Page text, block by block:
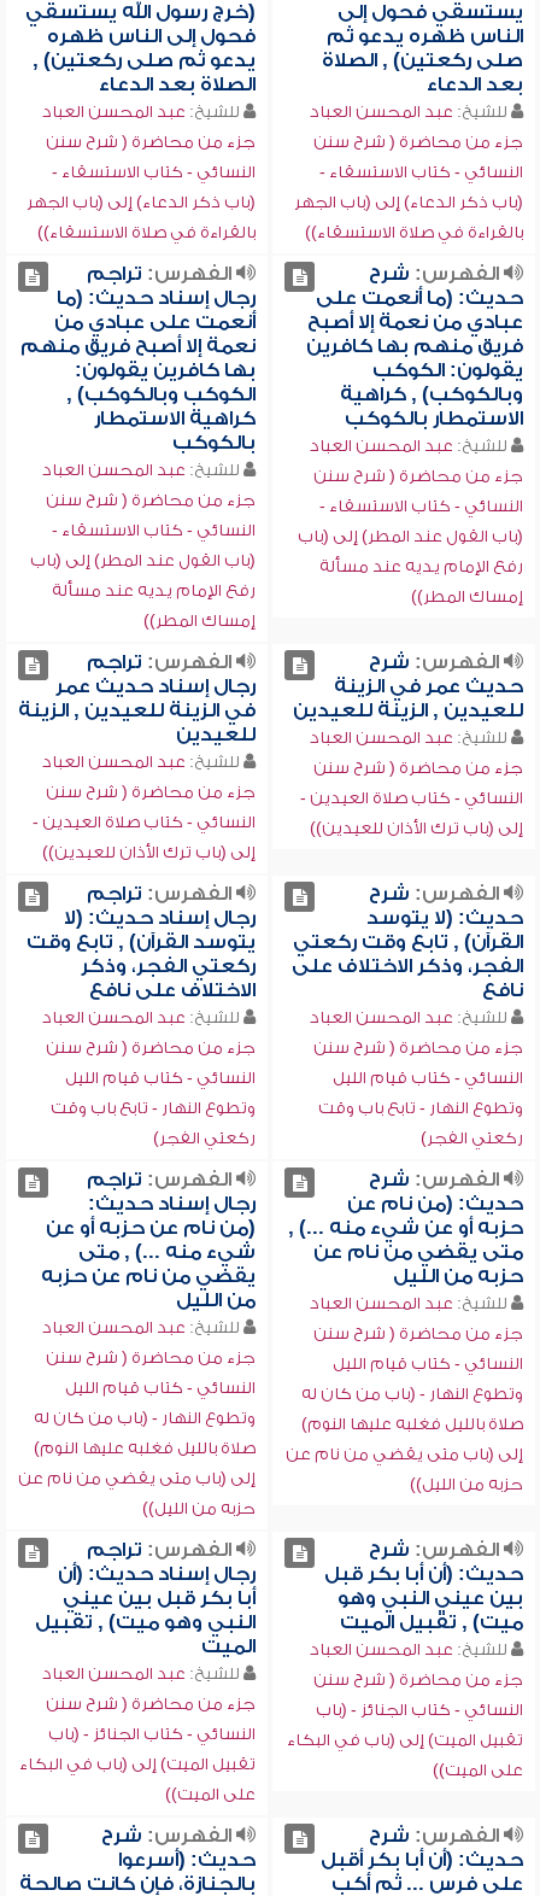
يستسقي فحول إلى
الناس ظهره يدعو ثم
صلى ركعتين) , الصلاة
بعد الدعاء
للشيخ: عبد المحسن العباد
جزء من محاضرة ( شرح سنن
النسائي - كتاب الاستسقاء -
(باب ذكر الدعاء) إلى (باب الجهر
بالقراءة في صلاة الاستسقاء))
(خرج رسول الله يستسقي
فحول إلى الناس ظهره
يدعو ثم صلى ركعتين) ,
الصلاة بعد الدعاء
للشيخ: عبد المحسن العباد
جزء من محاضرة ( شرح سنن
النسائي - كتاب الاستسقاء -
(باب ذكر الدعاء) إلى (باب الجهر
بالقراءة في صلاة الاستسقاء))
الفهرس: شرح
حديث: (ما أنعمت على
عبادي من نعمة إلا أصبح
فريق منهم بها كافرين
يقولون: الكوكب
وبالكوكب) , كراهية
الاستمطار بالكوكب
للشيخ: عبد المحسن العباد
جزء من محاضرة ( شرح سنن
النسائي - كتاب الاستسقاء -
(باب القول عند المطر) إلى (باب
رفع الإمام يديه عند مسألة
إمساك المطر))
الفهرس: تراجم
رجال إسناد حديث: (ما
أنعمت على عبادي من
نعمة إلا أصبح فريق منهم
بها كافرين يقولون:
الكوكب وبالكوكب) ,
كراهية الاستمطار
بالكوكب
للشيخ: عبد المحسن العباد
جزء من محاضرة ( شرح سنن
النسائي - كتاب الاستسقاء -
(باب القول عند المطر) إلى (باب
رفع الإمام يديه عند مسألة
إمساك المطر))
الفهرس: شرح
حديث عمر في الزينة
للعيدين , الزينة للعيدين
للشيخ: عبد المحسن العباد
جزء من محاضرة ( شرح سنن
النسائي - كتاب صلاة العيدين -
إلى (باب ترك الأذان للعيدين))
الفهرس: تراجم
رجال إسناد حديث عمر
في الزينة للعيدين , الزينة
للعيدين
للشيخ: عبد المحسن العباد
جزء من محاضرة ( شرح سنن
النسائي - كتاب صلاة العيدين -
إلى (باب ترك الأذان للعيدين))
الفهرس: شرح
حديث: (لا يتوسد
القرآن) , تابع وقت ركعتي
الفجر، وذكر الاختلاف على
نافع
للشيخ: عبد المحسن العباد
جزء من محاضرة ( شرح سنن
النسائي - كتاب قيام الليل
وتطوع النهار - تابع باب وقت
ركعتي الفجر)
الفهرس: تراجم
رجال إسناد حديث: (لا
يتوسد القرآن) , تابع وقت
ركعتي الفجر، وذكر
الاختلاف على نافع
للشيخ: عبد المحسن العباد
جزء من محاضرة ( شرح سنن
النسائي - كتاب قيام الليل
وتطوع النهار - تابع باب وقت
ركعتي الفجر)
الفهرس: شرح
حديث: (من نام عن
حزبه أو عن شيء منه ...) ,
متى يقضي من نام عن
حزبه من الليل
للشيخ: عبد المحسن العباد
جزء من محاضرة ( شرح سنن
النسائي - كتاب قيام الليل
وتطوع النهار - (باب من كان له
صلاة بالليل فغلبه عليها النوم)
إلى (باب متى يقضي من نام عن
حزبه من الليل))
الفهرس: تراجم
رجال إسناد حديث:
(من نام عن حزبه أو عن
شيء منه ...) , متى
يقضي من نام عن حزبه
من الليل
للشيخ: عبد المحسن العباد
جزء من محاضرة ( شرح سنن
النسائي - كتاب قيام الليل
وتطوع النهار - (باب من كان له
صلاة بالليل فغلبه عليها النوم)
إلى (باب متى يقضي من نام عن
حزبه من الليل))
الفهرس: شرح
حديث: (أن أبا بكر قبل
بين عيني النبي وهو
ميت) , تقبيل الميت
للشيخ: عبد المحسن العباد
جزء من محاضرة ( شرح سنن
النسائي - كتاب الجنائز - (باب
تقبيل الميت) إلى (باب في البكاء
على الميت))
الفهرس: تراجم
رجال إسناد حديث: (أن
أبا بكر قبل بين عيني
النبي وهو ميت) , تقبيل
الميت
للشيخ: عبد المحسن العباد
جزء من محاضرة ( شرح سنن
النسائي - كتاب الجنائز - (باب
تقبيل الميت) إلى (باب في البكاء
على الميت))
الفهرس: شرح
حديث: (أن أبا بكر أقبل
على فرس ... ثم أكب
الفهرس: شرح
حديث: (أسرعوا
بالجنازة، فإن كانت صالحة